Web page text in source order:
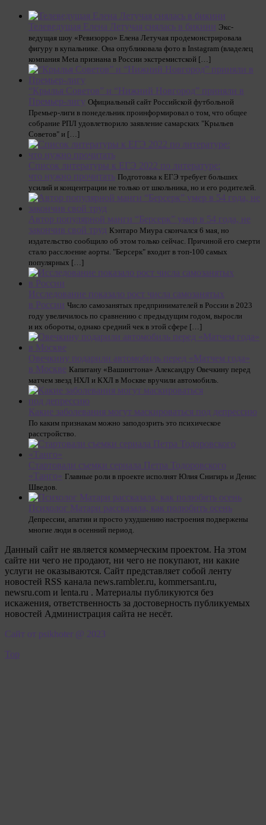
Телеведущая Елена Летучая снялась в бикини Экс-
ведущая шоу «Ревизорро» Елена Летучая продемонстрировала
фигуру в купальнике. Она опубликовала фото в Instagram (владелец
компания Meta признана в России экстремистской […]
“Крылья Советов” и “Нижний Новгород” приняли в
Премьер-лигу Официальный сайт Российской футбольной
Премьер-лиги в понедельник проинформировал о том, что общее
собрание РПЛ удовлетворило заявление самарских "Крыльев
Советов" и […]
Список литературы к ЕГЭ 2022 по литературе:
что нужно прочитать Подготовка к ЕГЭ требует больших
усилий и концентрации не только от школьника, но и его родителей.
Автор популярной манги “Берсерк” умер в 54 года, не
закончив свой труд Кэнтаро Миура скончался 6 мая, но
издательство сообщило об этом только сейчас. Причиной его смерти
стало расслоение аорты. "Берсерк" входит в топ-100 самых
популярных […]
Исследование показало рост числа самозанятых
в России Число самозанятых предпринимателей в России в 2023
году увеличилось по сравнению с предыдущим годом, выросли
и их обороты, однако средний чек в этой сфере […]
Овечкину подарили автомобиль перед «Матчем года»
в Москве Капитану «Вашингтона» Александру Овечкину перед
матчем звезд НХЛ и КХЛ в Москве вручили автомобиль.
Какие заболевания могут маскироваться под депрессию
По каким признакам можно заподозрить это психическое
расстройство.
Стартовали съемки сериала Петра Тодоровского
«Танго» Главные роли в проекте исполнят Юлия Снигирь и Денис
Шведов.
Психолог Матари рассказала, как полюбить осень
Депрессии, апатии и просто ухудшению настроения подвержены
многие люди в осенний период.
Данный сайт не является коммерческим проектом. На этом
сайте ни чего не продают, ни чего не покупают, ни какие
услуги не оказываются. Сайт представляет собой ленту
новостей RSS канала news.rambler.ru, kommersant.ru,
newsru.com и lenta.ru . Материалы публикуются без
искажения, ответственность за достоверность публикуемых
новостей Администрация сайта не несёт.
Сайт от psikhoter @ 2023
Top